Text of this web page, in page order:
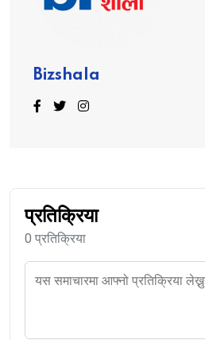
Bizshala
प्रतिक्रिया
0 प्रतिक्रिया